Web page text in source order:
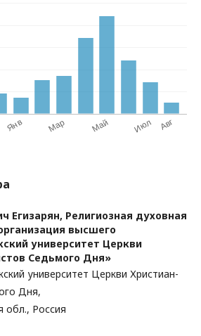
Егизарян, Религиозная духовная
высшего
университет Церкви
Седьмого Дня»
университет Церкви Христиан-
Дня,
обл., Россия